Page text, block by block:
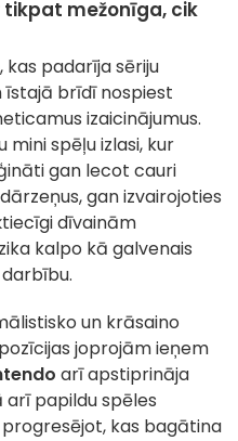
tikpat mežonīga, cik
padarīja sēriju
īstajā brīdī nospiest
izaicinājumus.
mini spēļu izlasi, kur
gan lecot cauri
gan izvairojoties
dīvainām
kalpo kā galvenais
un krāsaino
joprojām ieņem
arī apstiprināja
arī papildu spēles
kas bagātina